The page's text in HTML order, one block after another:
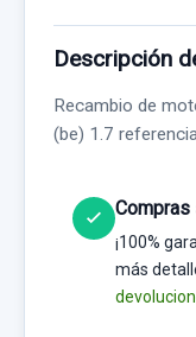
Descripción
Recambio de
(be) 1.7
¡100%
más